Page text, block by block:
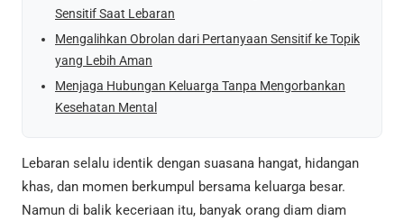
Sensitif Saat Lebaran
Mengalihkan Obrolan dari Pertanyaan Sensitif ke Topik
yang Lebih Aman
Menjaga Hubungan Keluarga Tanpa Mengorbankan
Kesehatan Mental
Lebaran selalu identik dengan suasana hangat, hidangan
khas, dan momen berkumpul bersama keluarga besar.
Namun di balik keceriaan itu, banyak orang diam diam